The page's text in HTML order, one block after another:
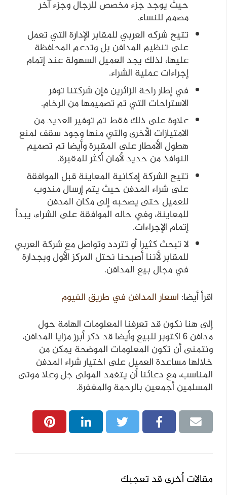
حيث يوجد جزء مخصص للرجال وجزء آخر
مصمم للنساء.
تتيح شركه العربي للمقابر الإدارة التي تعمل
على تنظيم المدافن بل وتدعم المحافظة
عليها، لذلك يجد العميل السهولة عند إتمام
إجراءات عملية الشراء.
في إطار راحة الزائرين فإن شركتنا توفر
الاستراحات التي تم تصميمها من الرخام.
علاوة على ذلك فقط تم توفير العديد من
الامتيازات الأخرى والتي منها وجود سقف لمنع
هطول الأمطار على المقبرة وأيضا تم تصميم
النوافذ من حديد لأمان أكثر للمقبرة.
تتيح الشركة إمكانية المعاينة قبل الموافقة
على شراء المدفن حيث يتم إرسال مندوب
للعميل حتى يصحبه إلى مكان المدفن
للمعاينة، وفي حاله الموافقة على الشراء، يبدأ
إتمام الإجراءات.
لا تبحث كثيرا أو تتردد وتواصل مع شركة العربي
للمقابر لأننا أصبحنا نحتل المركز الأول وبجدارة
في مجال بيع المدافن.
اقرأ أيضا: اسعار المدافن في طريق الفيوم
إلى هنا نكون قد تعرفنا المعلومات الهامة حول
مدافن 6 اكتوبر للبيع وأيضا قد ذكر أبرز مزايا المدافن،
ونتمنى أن تكون المعلومات الموضحة يمكن من
خلالها مساعدة العميل على اختيار شراء المدفن
المناسب، مع دعائنا أن يتغمد المولى جل وعلا موتى
المسلمين أجمعين بالرحمة والمغفرة.
مقالات أخرى قد تعجبك